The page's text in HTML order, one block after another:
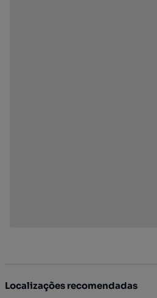
Localizações recomendadas